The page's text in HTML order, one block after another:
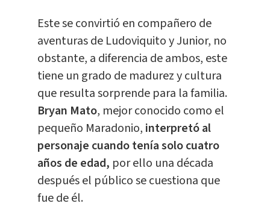
Este se convirtió en compañero de
aventuras de Ludoviquito y Junior, no
obstante, a diferencia de ambos, este
tiene un grado de madurez y cultura
que resulta sorprende para la familia.
Bryan Mato, mejor conocido como el
pequeño Maradonio, interpretó al
personaje cuando tenía solo cuatro
años de edad, por ello una década
después el público se cuestiona que
fue de él.